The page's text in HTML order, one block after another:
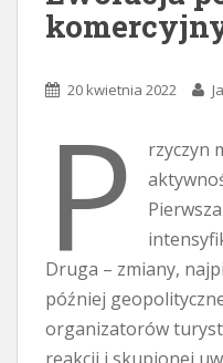
20 kwietnia 2022
P
rzyczyn
Druga – zmiany,
później
organizatorów